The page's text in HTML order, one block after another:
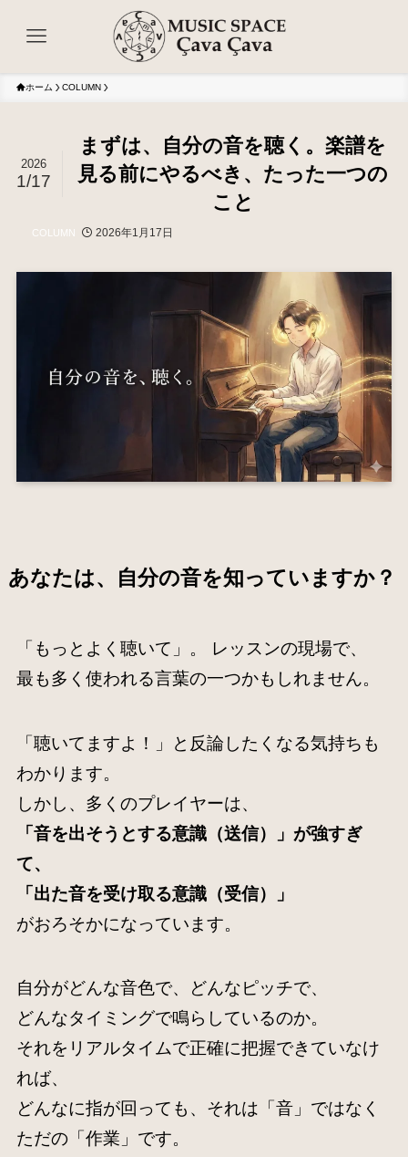
ホーム COLUMN
まずは、自分の音を聴く。楽譜を
見る前にやるべき、たった一つの
こと
2026
1/17
COLUMN 2026年1月17日
あなたは、自分の音を知っていますか？
「もっとよく聴いて」。 レッスンの現場で、
最も多く使われる言葉の一つかもしれません。
「聴いてますよ！」と反論したくなる気持ちも
わかります。
しかし、多くのプレイヤーは、
「音を出そうとする意識（送信）」が強すぎ
て、
「出た音を受け取る意識（受信）」
がおろそかになっています。
自分がどんな音色で、どんなピッチで、
どんなタイミングで鳴らしているのか。
それをリアルタイムで正確に把握できていなけ
れば、
どんなに指が回っても、それは「音」ではなく
ただの「作業」です。